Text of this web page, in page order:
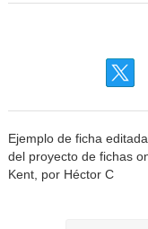
Ejemplo de ficha
del proyecto de fichas
Kent, por Héctor C